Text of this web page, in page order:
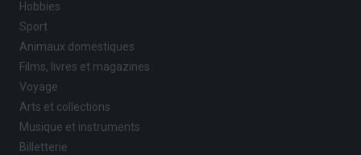
Hobbies
Sport
Animaux domestiques
Films, livres et magazines
Voyage
Arts et collections
Musique et instruments
Billetterie